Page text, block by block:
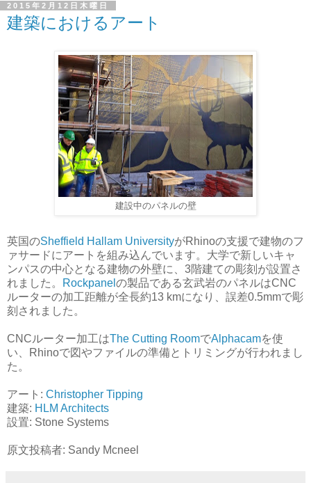
2015年2月12日木曜日
建築におけるアート
建設中のパネルの壁
英国のSheffield Hallam UniversityがRhinoの支援で建物のフ
ァサードにアートを組み込んでいます。大学で新しいキャ
ンパスの中心となる建物の外壁に、3階建ての彫刻が設置さ
れました。
Rockpanel の製品である玄武岩のパネルはCNC
ルーターの加工距離が全長約13 kmになり、誤差0.5mmで彫
刻されました。
CNCルーター加工はThe Cutting RoomでAlphacamを使
い、Rhinoで図やファイルの準備とトリミングが行われまし
た。
アート: Christopher Tipping
建築: HLM Architects
設置: Stone Systems
原文投稿者: Sandy Mcneel